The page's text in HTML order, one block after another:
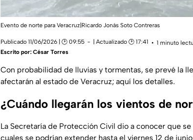
Evento de norte para Veracruz|Ricardo Jonás Soto Contreras
Publicado 11/06/2026 | 🕑 09:55 | Actualizado 🕑 17:41
1 minuto
Escrito por: César Torres
Con probabilidad de lluvias y tormentas, se prevé la
afectarán al estado de Veracruz; aquí los detalles.
¿Cuándo llegarán los vientos de
La Secretaría de Protección Civil dio a conocer que
cuales se podrían extender hasta el viernes 12 de